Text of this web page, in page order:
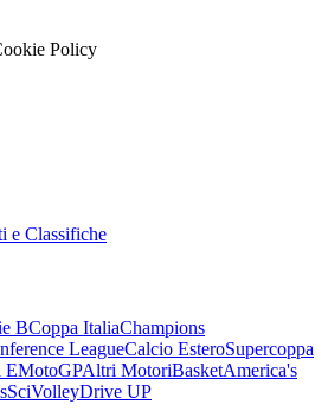
Policy
e Classifiche
BCoppa ItaliaChampions
LeagueCalcio EsteroSupercoppa
EMotoGPAltri MotoriBasketAmerica's
SciVolleyDrive UP